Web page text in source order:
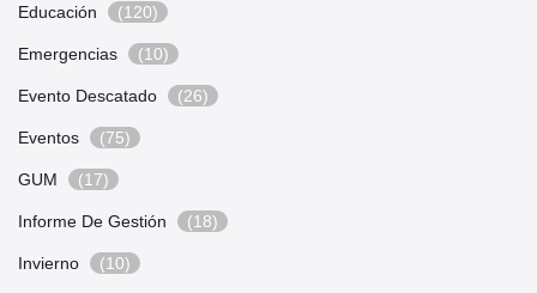
Educación (120)
Emergencias (10)
Evento Descatado (26)
Eventos (75)
GUM (17)
Informe De Gestión (18)
Invierno (10)